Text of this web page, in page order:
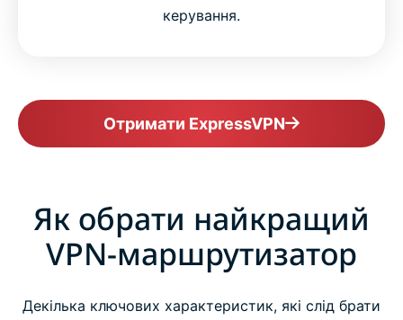
керування.
Отримати ExpressVPN
Як обрати найкращий
VPN-маршрутизатор
Декілька ключових характеристик, які слід брати